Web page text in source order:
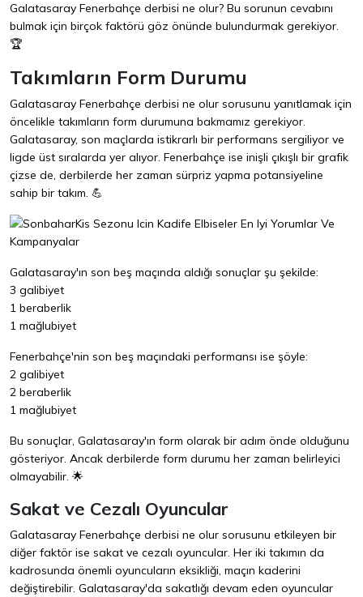
Galatasaray Fenerbahçe derbisi ne olur? Bu sorunun cevabını
bulmak için birçok faktörü göz önünde bulundurmak gerekiyor.
🏆
Takımların Form Durumu
Galatasaray Fenerbahçe derbisi ne olur sorusunu yanıtlamak için
öncelikle takımların form durumuna bakmamız gerekiyor.
Galatasaray, son maçlarda istikrarlı bir performans sergiliyor ve
ligde üst sıralarda yer alıyor. Fenerbahçe ise inişli çıkışlı bir grafik
çizse de, derbilerde her zaman sürpriz yapma potansiyeline
sahip bir takım. 💪
Galatasaray'ın son beş maçında aldığı sonuçlar şu şekilde:
3 galibiyet
1 beraberlik
1 mağlubiyet
Fenerbahçe'nin son beş maçındaki performansı ise şöyle:
2 galibiyet
2 beraberlik
1 mağlubiyet
Bu sonuçlar, Galatasaray'ın form olarak bir adım önde olduğunu
gösteriyor. Ancak derbilerde form durumu her zaman belirleyici
olmayabilir. 🌟
Sakat ve Cezalı Oyuncular
Galatasaray Fenerbahçe derbisi ne olur sorusunu etkileyen bir
diğer faktör ise sakat ve cezalı oyuncular. Her iki takımın da
kadrosunda önemli oyuncuların eksikliği, maçın kaderini
değiştirebilir. Galatasaray'da sakatlığı devam eden oyuncular